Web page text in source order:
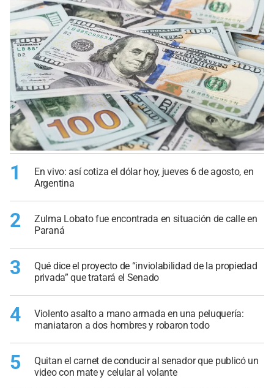
1
En vivo: así cotiza el dólar hoy, jueves 6 de agosto, en
Argentina
2
Zulma Lobato fue encontrada en situación de calle en
Paraná
3
Qué dice el proyecto de “inviolabilidad de la propiedad
privada” que tratará el Senado
4
Violento asalto a mano armada en una peluquería:
maniataron a dos hombres y robaron todo
5
Quitan el carnet de conducir al senador que publicó un
video con mate y celular al volante